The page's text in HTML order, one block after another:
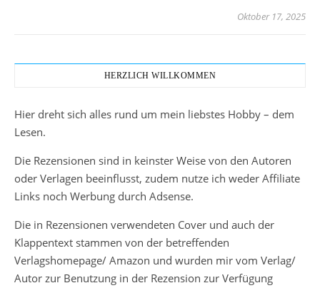
Oktober 17, 2025
HERZLICH WILLKOMMEN
Hier dreht sich alles rund um mein liebstes Hobby – dem
Lesen.
Die Rezensionen sind in keinster Weise von den Autoren
oder Verlagen beeinflusst, zudem nutze ich weder Affiliate
Links noch Werbung durch Adsense.
Die in Rezensionen verwendeten Cover und auch der
Klappentext stammen von der betreffenden
Verlagshomepage/ Amazon und wurden mir vom Verlag/
Autor zur Benutzung in der Rezension zur Verfügung